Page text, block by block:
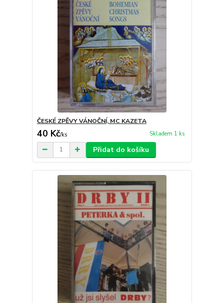
ČESKÉ ZPĚVY VÁNOČNÍ, MC KAZETA
40 Kč/ks Skladem 1 ks
Přidat do košíku